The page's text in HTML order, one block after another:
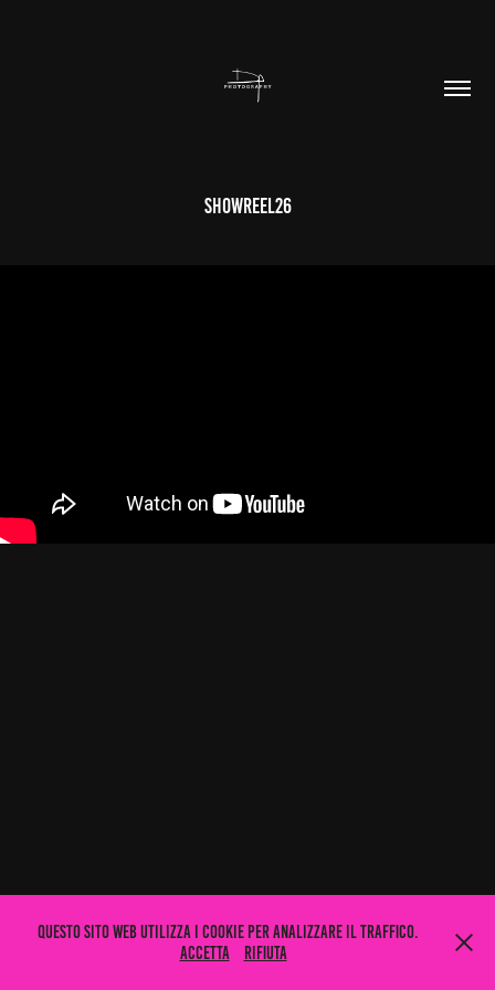
showreel26
Questo sito web utilizza i cookie per analizzare il traffico.
Accetta
Rifiuta